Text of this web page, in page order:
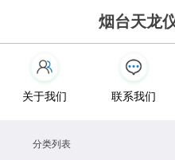
烟台天龙
关于我们 联系我们
分类列表